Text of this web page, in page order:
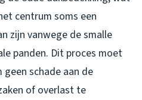
centrum soms een
zijn vanwege de smalle
panden. Dit proces moet
schade aan de
of overlast te